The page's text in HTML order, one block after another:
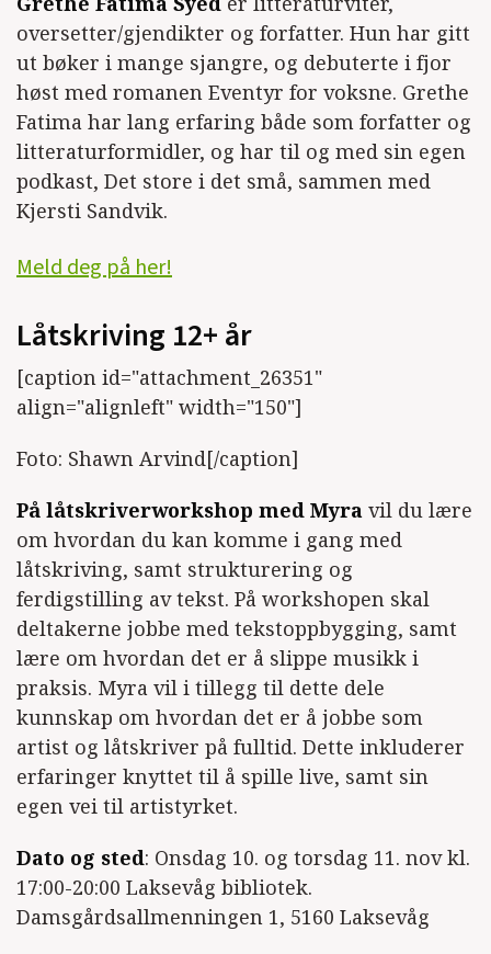
oversetter/gjendikter og forfatter. Hun har gitt
ut bøker i mange sjangre, og debuterte i fjor
høst med romanen Eventyr for voksne. Grethe
Fatima har lang erfaring både som forfatter og
litteraturformidler, og har til og med sin egen
podkast, Det store i det små, sammen med
Kjersti Sandvik.
Meld deg på her!
Låtskriving 12+ år
[caption id="attachment_26351"
align="alignleft" width="150"]
Foto: Shawn Arvind[/caption]
På låtskriverworkshop med Myra vil du lære
om hvordan du kan komme i gang med
låtskriving, samt strukturering og
ferdigstilling av tekst. På workshopen skal
deltakerne jobbe med tekstoppbygging, samt
lære om hvordan det er å slippe musikk i
praksis. Myra vil i tillegg til dette dele
kunnskap om hvordan det er å jobbe som
artist og låtskriver på fulltid. Dette inkluderer
erfaringer knyttet til å spille live, samt sin
egen vei til artistyrket.
Dato og sted: Onsdag 10. og torsdag 11. nov kl.
17:00-20:00 Laksevåg bibliotek.
Damsgårdsallmenningen 1, 5160 Laksevåg